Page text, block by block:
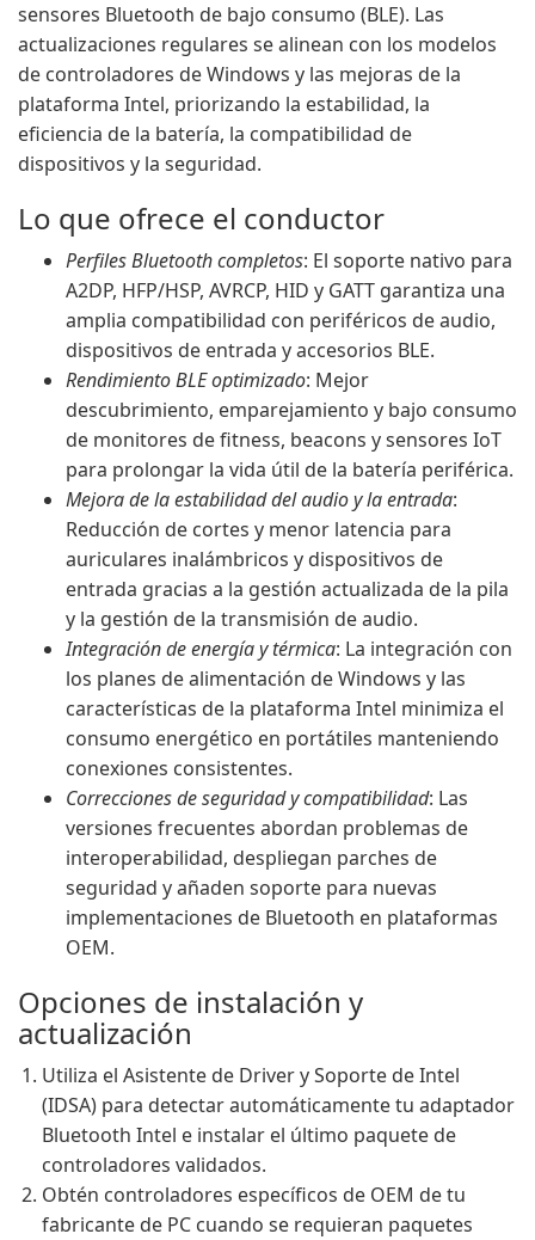
sensores Bluetooth de bajo consumo (BLE). Las
actualizaciones regulares se alinean con los modelos
de controladores de Windows y las mejoras de la
plataforma Intel, priorizando la estabilidad, la
eficiencia de la batería, la compatibilidad de
dispositivos y la seguridad.
Lo que ofrece el conductor
Perfiles Bluetooth completos: El soporte nativo para
A2DP, HFP/HSP, AVRCP, HID y GATT garantiza una
amplia compatibilidad con periféricos de audio,
dispositivos de entrada y accesorios BLE.
Rendimiento BLE optimizado: Mejor
descubrimiento, emparejamiento y bajo consumo
de monitores de fitness, beacons y sensores IoT
para prolongar la vida útil de la batería periférica.
Mejora de la estabilidad del audio y la entrada:
Reducción de cortes y menor latencia para
auriculares inalámbricos y dispositivos de
entrada gracias a la gestión actualizada de la pila
y la gestión de la transmisión de audio.
Integración de energía y térmica: La integración con
los planes de alimentación de Windows y las
características de la plataforma Intel minimiza el
consumo energético en portátiles manteniendo
conexiones consistentes.
Correcciones de seguridad y compatibilidad: Las
versiones frecuentes abordan problemas de
interoperabilidad, despliegan parches de
seguridad y añaden soporte para nuevas
implementaciones de Bluetooth en plataformas
OEM.
Opciones de instalación y
actualización
Utiliza el Asistente de Driver y Soporte de Intel
(IDSA) para detectar automáticamente tu adaptador
Bluetooth Intel e instalar el último paquete de
controladores validados.
Obtén controladores específicos de OEM de tu
fabricante de PC cuando se requieran paquetes